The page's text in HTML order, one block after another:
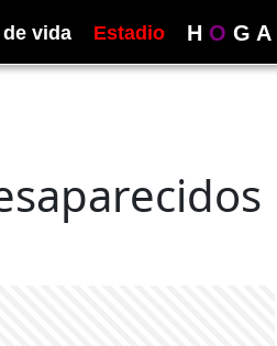
vida Estadio H O G A